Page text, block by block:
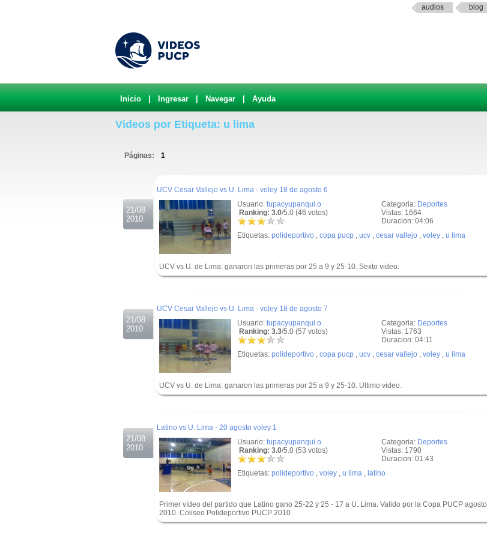
audios blog
Inicio Ingresar Navegar Ayuda
Videos por Etiqueta: u lima
Páginas: 1
21/08
2010
UCV Cesar Vallejo vs U. Lima - voley 18 de agosto 6
Categoria: Deportes
Vistas: 1664
Duracion: 04:06
Usuario: tupacyupanqui.o
Ranking: 3.0/5.0 (46 votos)
Etiquetas: polideportivo , copa pucp , ucv , cesar vallejo , voley , u lima
UCV vs U. de Lima: ganaron las primeras por 25 a 9 y 25-10. Sexto video.
21/08
2010
UCV Cesar Vallejo vs U. Lima - voley 18 de agosto 7
Categoria: Deportes
Vistas: 1763
Duracion: 04:11
Usuario: tupacyupanqui.o
Ranking: 3.3/5.0 (57 votos)
Etiquetas: polideportivo , copa pucp , ucv , cesar vallejo , voley , u lima
UCV vs U. de Lima: ganaron las primeras por 25 a 9 y 25-10. Ultimo video.
21/08
2010
Latino vs U. Lima - 20 agosto voley 1
Categoria: Deportes
Vistas: 1790
Duracion: 01:43
Usuario: tupacyupanqui.o
Ranking: 3.0/5.0 (53 votos)
Etiquetas: polideportivo , voley , u lima , latino
Primer vídeo del partido que Latino gano 25-22 y 25 - 17 a U. Lima. Valido por la Copa PUCP agosto
2010. Coliseo Polideportivo PUCP 2010